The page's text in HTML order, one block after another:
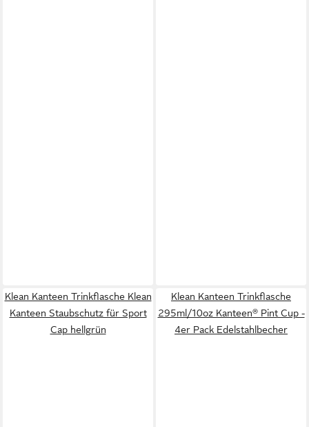
Klean Kanteen Trinkflasche Klean
Kanteen Staubschutz für Sport
Cap hellgrün
Klean Kanteen Trinkflasche
295ml/10oz Kanteen® Pint Cup -
4er Pack Edelstahlbecher